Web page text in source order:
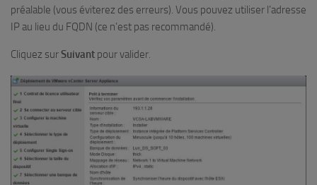
préalable (vous éviterez des erreurs). Vous pouvez utiliser l’adresse
IP au lieu du FQDN (ce n’est pas recommandé).
Cliquez surSuivant pour valider.